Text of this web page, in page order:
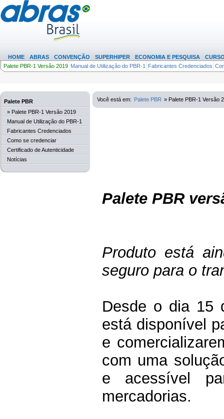
HOME ABRAS CONVENÇÃO SUPERHIPER ECONOMIA E PESQUISA
Palete PBR-1 Versão 2019 Manual de Utilização do PBR-1 Fabricantes Credenciados
Palete PBR
» Palete PBR-1 Versão 2019
Manual de Utilização do PBR-1
Fabricantes Credenciados
Como se credenciar
Certificado de Autenticidade
Notícias
Você está em: Palete PBR » Palete PBR-1 Versão
Palete PBR
Produto está
seguro para o
Desde o dia 15
está disponível
e
com uma
e acessível
mercadorias.